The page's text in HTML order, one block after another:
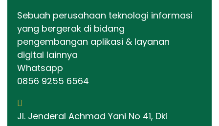
Sebuah perusahaan teknologi informasi
yang bergerak di bidang
pengembangan aplikasi & layanan
digital lainnya
Whatsapp
0856 9255 6564
Jl. Jenderal Achmad Yani No 41, Dki